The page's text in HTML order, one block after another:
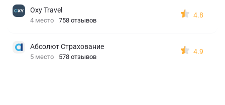
Oxy Travel
4 место 758 отзывов
4.8
Абсолют Страхование
5 место 578 отзывов
4.9